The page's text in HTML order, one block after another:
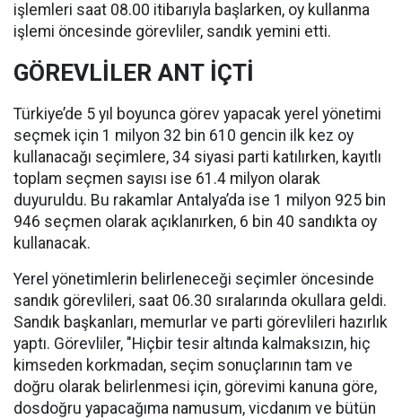
işlemleri saat 08.00 itibarıyla başlarken, oy kullanma
işlemi öncesinde görevliler, sandık yemini etti.
GÖREVLİLER ANT İÇTİ
Türkiye’de 5 yıl boyunca görev yapacak yerel yönetimi
seçmek için 1 milyon 32 bin 610 gencin ilk kez oy
kullanacağı seçimlere, 34 siyasi parti katılırken, kayıtlı
toplam seçmen sayısı ise 61.4 milyon olarak
duyuruldu. Bu rakamlar Antalya’da ise 1 milyon 925 bin
946 seçmen olarak açıklanırken, 6 bin 40 sandıkta oy
kullanacak.
Yerel yönetimlerin belirleneceği seçimler öncesinde
sandık görevlileri, saat 06.30 sıralarında okullara geldi.
Sandık başkanları, memurlar ve parti görevlileri hazırlık
yaptı. Görevliler, "Hiçbir tesir altında kalmaksızın, hiç
kimseden korkmadan, seçim sonuçlarının tam ve
doğru olarak belirlenmesi için, görevimi kanuna göre,
dosdoğru yapacağıma namusum, vicdanım ve bütün